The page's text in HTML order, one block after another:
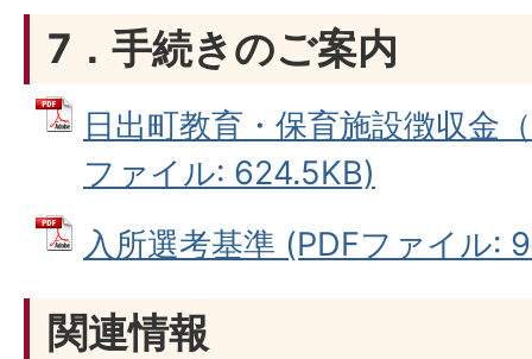
7．手続きのご案内
日出町教育・保育施設徴収金
ファイル: 624.5KB)
入所選考基準 (PDFファイル:
関連情報